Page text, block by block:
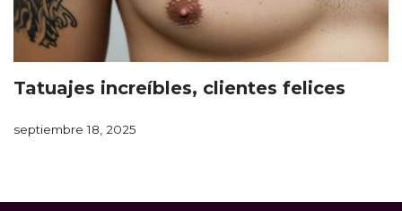
Tatuajes increíbles, clientes felices
septiembre 18, 2025